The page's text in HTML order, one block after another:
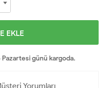
EKLE
günü kargoda.
Yorumları